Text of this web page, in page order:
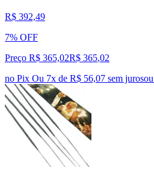
R$ 392,49
7% OFF
Preço R$ 365,02R$ 365,02
no Pix Ou 7x de R$ 56,07 sem jurosou